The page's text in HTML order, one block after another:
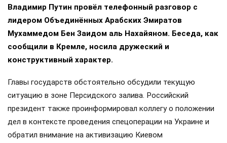
Владимир Путин провёл телефонный разговор с
лидером Объединённых Арабских Эмиратов
Мухаммедом Бен Заидом аль Нахайяном. Беседа, как
сообщили в Кремле, носила дружеский и
конструктивный характер.
Главы государств обстоятельно обсудили текущую
ситуацию в зоне Персидского залива. Российский
президент также проинформировал коллегу о положении
дел в контексте проведения спецоперации на Украине и
обратил внимание на активизацию Киевом